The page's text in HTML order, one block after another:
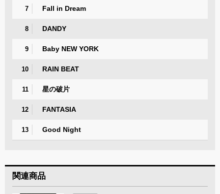
7 Fall in Dream
8 DANDY
9 Baby NEW YORK
10 RAIN BEAT
11 星の破片
12 FANTASIA
13 Good Night
関連商品